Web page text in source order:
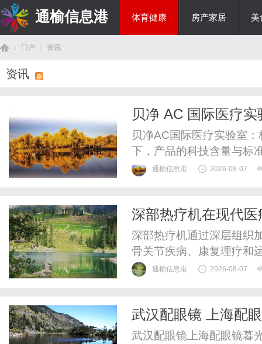
通榆信息港 体育健康 房产家居 美
门户 资讯
资讯
贝净 AC 国际医疗
贝净AC国际医疗实验室
下，产品的科技含量与标
海洋生物技术领域的代表
转化应用三个维度，深度
通榆信息港 2026-08-07
深部热疗机在现代
深部热疗机通过深层组织
骨关节疾病、康复理疗和
通榆信息港 2026-08-07
武汉配眼镜 上海配
武汉配眼镜上海配眼镜暮